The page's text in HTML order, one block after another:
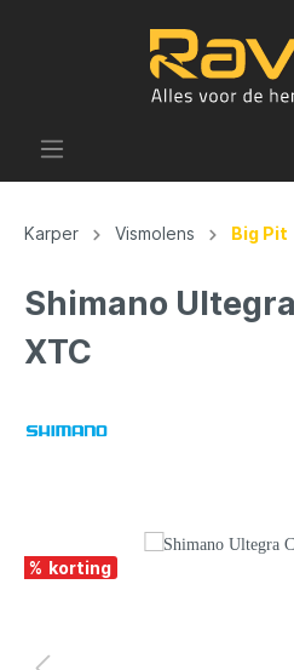
Karper Vismolens Big Pit
Shimano
XTC
%